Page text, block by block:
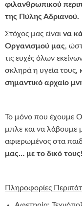
φιλανθρωπικού
της Πύλης Αδριανού.
Στόχος μας είναι να
Οργανισμού μας,
τις ευχές όλων
σκληρά η υγεία τους,
σημαντικό αρχαίο
Το μόνο που έχουμε
μπλε και να λάβουμε
αφιερωμένος στα
μας… με το δικό τους!
Πληροφορίες